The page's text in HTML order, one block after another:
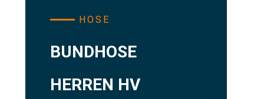
HOSE
BUNDHOSE
HERREN HV